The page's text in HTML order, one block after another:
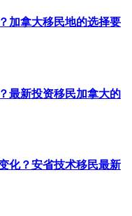
加拿大移民地的选择要
最新投资移民加拿大的
化？安省技术移民最新